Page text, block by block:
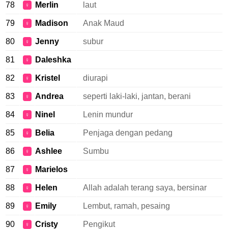
78 ♀ Merlin laut
79 ♀ Madison Anak Maud
80 ♀ Jenny subur
81 ♀ Daleshka
82 ♀ Kristel diurapi
83 ♀ Andrea seperti laki-laki, jantan, berani
84 ♀ Ninel Lenin mundur
85 ♀ Belia Penjaga dengan pedang
86 ♀ Ashlee Sumbu
87 ♀ Marielos
88 ♀ Helen Allah adalah terang saya, bersinar
89 ♀ Emily Lembut, ramah, pesaing
90 ♀ Cristy Pengikut